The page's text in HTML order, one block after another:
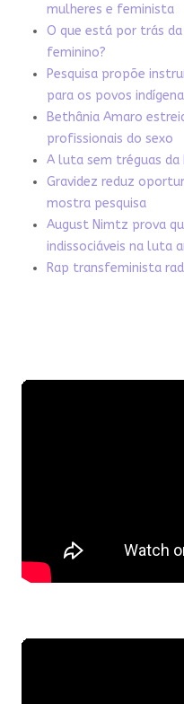
mulheres e feminista
O que está por trás
feminino?
Pesquisa propõe
para os povos
Bethânia Amaro
profissionais do sexo
A luta sem tréguas da
Gravidez reduz
mostra pesquisa
August Nimtz prova
indissociáveis na luta
Rap transfeminista